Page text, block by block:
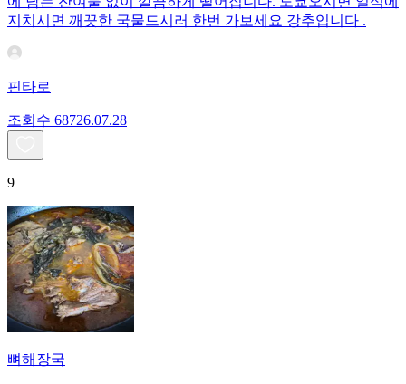
지치시면 깨끗한 국물드시러 한번 가보세요 강추입니다 .
핀타로
조회수 68726.07.28
9
뼈해장국